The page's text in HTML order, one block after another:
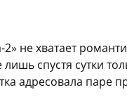
не хватает
спустя сутки
адресовала паре